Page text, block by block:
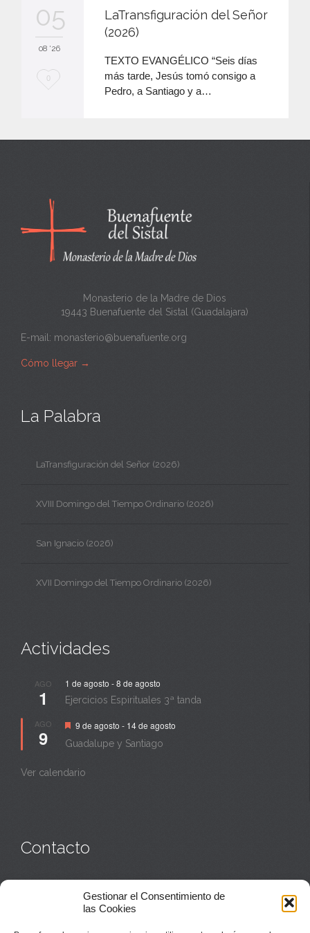
Gestionar el Consentimiento de
las Cookies
05
08 '26
M
n
a
0
LaTransfiguración del Señor
(2026)
TEXTO EVANGÉLICO “Seis días
más tarde, Jesús tomó consigo a
Pedro, a Santiago y a…
Monasterio de la Madre de Dios
19443 Buenafuente del Sistal (Guadalajara)
E-mail: monasterio@buenafuente.org
Cómo llegar →
La Palabra
LaTransfiguración del Señor (2026)
XVIII Domingo del Tiempo Ordinario (2026)
San Ignacio (2026)
XVII Domingo del Tiempo Ordinario (2026)
Actividades
AGO
1
1 de agosto -8 de agosto
Ejercicios Espirituales 3ª tanda
AGO
9
Destacado
9 de agosto - 14 de agosto
Guadalupe y Santiago
Ver calendario
Contacto
Monasterio:949 835 032
Casa de acogida:609 423 521o949 835 058
Parroquia y sacerdotes:949 835 111